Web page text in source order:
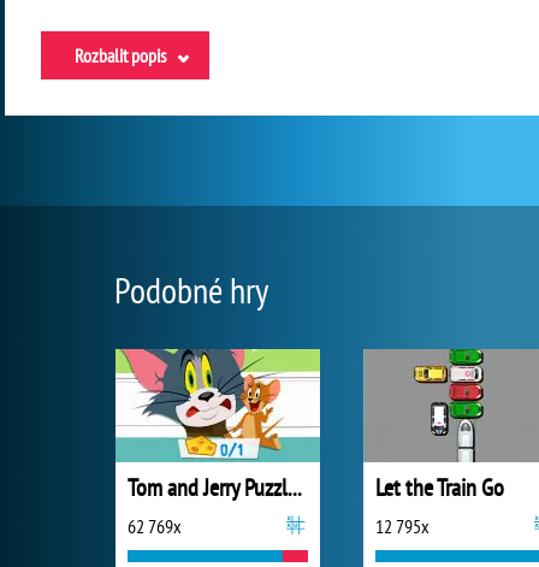
Rozbalit popis
Podobné hry
Tom and Jerry Puzzle Escape
62 769x
Let the Train Go
12 795x